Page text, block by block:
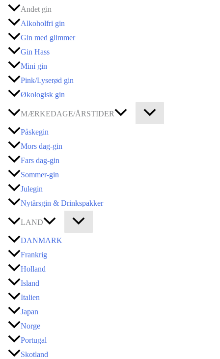
Andet gin
Alkoholfri gin
Gin med glimmer
Gin Hass
Mini gin
Pink/Lyserød gin
Økologisk gin
MÆRKEDAGE/ÅRSTIDER
Påskegin
Mors dag-gin
Fars dag-gin
Sommer-gin
Julegin
Nytårsgin & Drinkspakker
LAND
DANMARK
Frankrig
Holland
Island
Italien
Japan
Norge
Portugal
Skotland